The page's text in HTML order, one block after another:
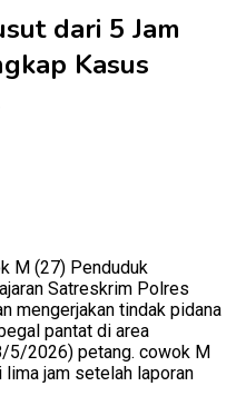
dari 5 Jam
Kasus
M (27) Penduduk
Satreskrim Polres
mengerjakan tindak pidana
pantat di area
5/2026) petang. cowok M
jam setelah laporan